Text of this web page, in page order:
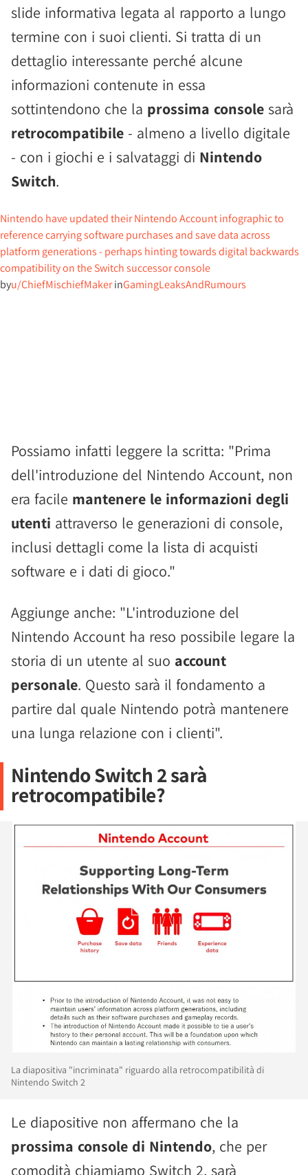
slide informativa legata al rapporto a lungo
termine con i suoi clienti. Si tratta di un
dettaglio interessante perché alcune
informazioni contenute in essa
sottintendono che la prossima console sarà
retrocompatibile - almeno a livello digitale
- con i giochi e i salvataggi di Nintendo
Switch.
Nintendo have updated their Nintendo Account infographic to
reference carrying software purchases and save data across
platform generations - perhaps hinting towards digital backwards
compatibility on the Switch successor console
byu/ChiefMischiefMakerinGamingLeaksAndRumours
Possiamo infatti leggere la scritta: "Prima
dell'introduzione del Nintendo Account, non
era facile mantenere le informazioni degli
utenti attraverso le generazioni di console,
inclusi dettagli come la lista di acquisti
software e i dati di gioco."
Aggiunge anche: "L'introduzione del
Nintendo Account ha reso possibile legare la
storia di un utente al suo account
personale. Questo sarà il fondamento a
partire dal quale Nintendo potrà mantenere
una lunga relazione con i clienti".
Nintendo Switch 2 sarà
retrocompatibile?
La diapositiva "incriminata" riguardo alla retrocompatibilità di
Nintendo Switch 2
Le diapositive non affermano che la
prossima console di Nintendo, che per
comodità chiamiamo Switch 2, sarà